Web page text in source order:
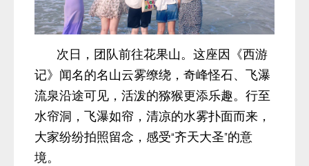
次日，团队前往花果山。这座因《西游
记》闻名的名山云雾缭绕，奇峰怪石、飞瀑
流泉沿途可见，活泼的猕猴更添乐趣。行至
水帘洞，飞瀑如帘，清凉的水雾扑面而来，
大家纷纷拍照留念，感受“齐天大圣”的意
境。